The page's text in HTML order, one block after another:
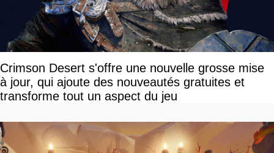
Crimson Desert s'offre une nouvelle grosse mise
à jour, qui ajoute des nouveautés gratuites et
transforme tout un aspect du jeu